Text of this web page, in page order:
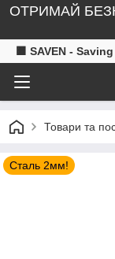
ОТРИМАЙ
🟧 SAVEN -
Товари та
Сталь 2мм!